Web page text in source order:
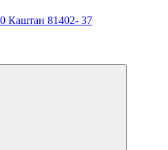
Каштан 81402- 37